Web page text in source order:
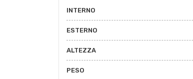
INTERNO
ESTERNO
ALTEZZA
PESO